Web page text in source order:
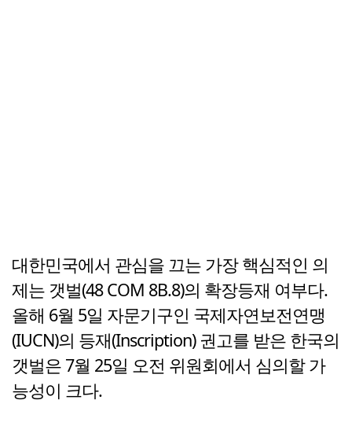
대한민국에서 관심을 끄는 가장 핵심적인 의
제는 갯벌(48 COM 8B.8)의 확장등재 여부다.
올해 6월 5일 자문기구인 국제자연보전연맹
(IUCN)의 등재(Inscription) 권고를 받은 한국의
갯벌은 7월 25일 오전 위원회에서 심의할 가
능성이 크다.